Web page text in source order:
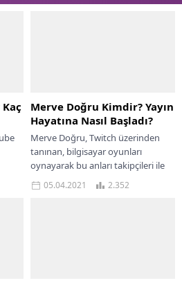
Merve Doğru Kimdir? Yayın
Hayatına Nasıl Başladı?
Merve Doğru, Twitch üzerinden
tanınan, bilgisayar oyunları
oynayarak bu anları takipçileri ile
paylaşan bir Twitch yayıncısıdır.
Bilgisayar oyunlarının veya diğer...
05.04.2021 2.352